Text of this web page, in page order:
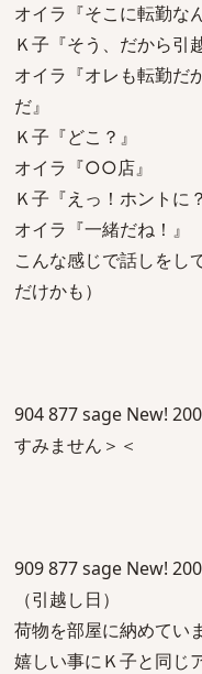
オイラ『そこに転勤な
Ｋ子『そう、だから引
オイラ『オレも転勤だ
だ』
Ｋ子『どこ？』
オイラ『○○店』
Ｋ子『えっ！ホントに
オイラ『一緒だね！』
こんな感じで話しをし
だけかも）
904 877 sage New!
すみません＞＜
909 877 sage New!
（引越し日）
荷物を部屋に納めていま
嬉しい事にＫ子と同じ